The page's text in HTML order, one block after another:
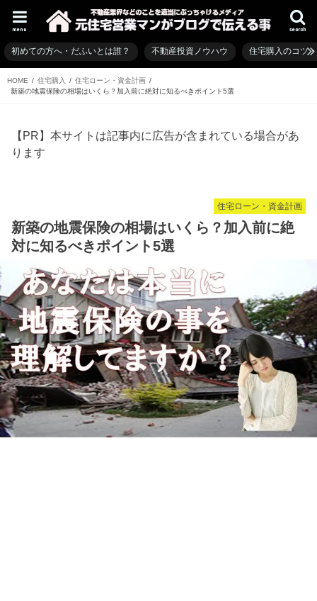
search
menu
初めての方へ・だふいとは誰？ 不動産投資ノウハウ 住宅購入のコツ
HOME 住宅購入
住宅ローン・資金計画
新築の地震保険の相場はいくら？加入前に絶対に知るべきポイント5選
【PR】本サイトは記事内に広告が含まれている場合があ
ります
住宅ローン・資金計画
新築の地震保険の相場はいくら？加入前に絶
対に知るべきポイント5選